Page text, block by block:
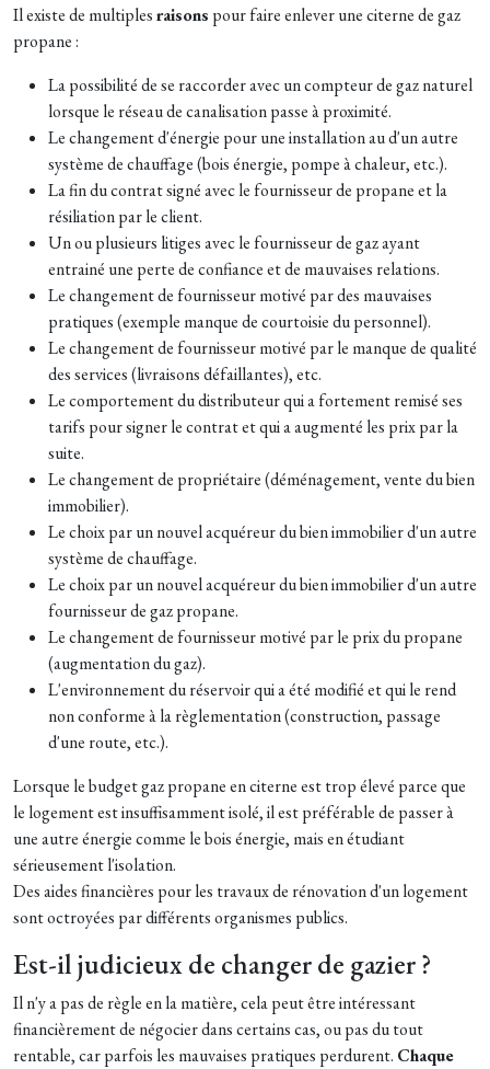
Il existe de multiplesraisons pour faire enlever une citerne de gaz
propane :
La possibilité de se raccorder avec un compteur de gaz naturel
lorsque le réseau de canalisation passe à proximité.
Le changement d'énergie pour une installation au d'un autre
système de chauffage (bois énergie, pompe à chaleur, etc.).
La fin du contrat signé avec le fournisseur de propane et la
résiliation par le client.
Un ou plusieurs litiges avec le fournisseur de gaz ayant
entrainé une perte de confiance et de mauvaises relations.
Le changement de fournisseur motivé par des mauvaises
pratiques (exemple manque de courtoisie du personnel).
Le changement de fournisseur motivé par le manque de qualité
des services (livraisons défaillantes), etc.
Le comportement du distributeur qui a fortement remisé ses
tarifs pour signer le contrat et qui a augmenté les prix par la
suite.
Le changement de propriétaire (déménagement, vente du bien
immobilier).
Le choix par un nouvel acquéreur du bien immobilier d'un autre
système de chauffage.
Le choix par un nouvel acquéreur du bien immobilier d'un autre
fournisseur de gaz propane.
Le changement de fournisseur motivé par le prix du propane
(augmentation du gaz).
L'environnement du réservoir qui a été modifié et qui le rend
non conforme à la règlementation (construction, passage
d'une route, etc.).
Lorsque le budget gaz propane en citerne est trop élevé parce que
le logement est insuffisamment isolé, il est préférable de passer à
une autre énergie comme le bois énergie, mais en étudiant
sérieusement l'isolation.
Des aides financières pour les travaux de rénovation d'un logement
sont octroyées par différents organismes publics.
Est-il judicieux de changer de gazier ?
Il n'y a pas de règle en la matière, cela peut être intéressant
financièrement de négocier dans certains cas, ou pas du tout
rentable, car parfois les mauvaises pratiques perdurent. Chaque